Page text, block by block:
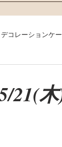
デコレーションケ
21(